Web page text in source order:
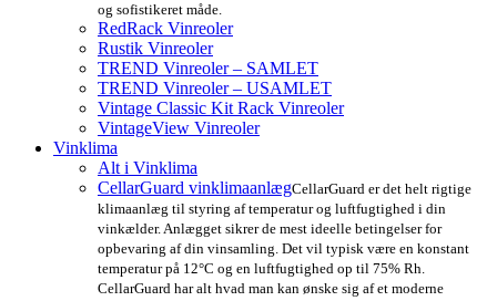
og sofistikeret måde.
RedRack Vinreoler
Rustik Vinreoler
TREND Vinreoler – SAMLET
TREND Vinreoler – USAMLET
Vintage Classic Kit Rack Vinreoler
VintageView Vinreoler
Vinklima
Alt i Vinklima
CellarGuard vinklimaanlægCellarGuard er det helt rigtige
klimaanlæg til styring af temperatur og luftfugtighed i din
vinkælder. Anlægget sikrer de mest ideelle betingelser for
opbevaring af din vinsamling. Det vil typisk være en konstant
temperatur på 12°C og en luftfugtighed op til 75% Rh.
CellarGuard har alt hvad man kan ønske sig af et moderne